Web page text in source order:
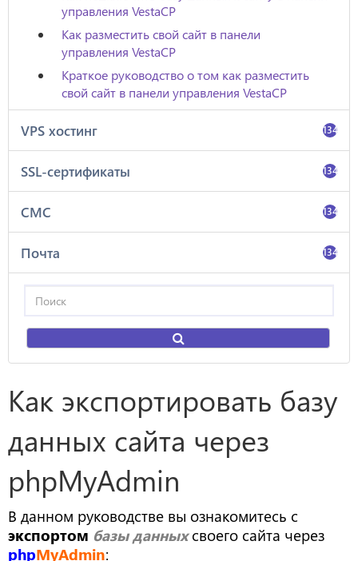
управления VestaCP
Как разместить свой сайт в панели
управления VestaCP
Краткое руководство о том как разместить
свой сайт в панели управления VestaCP
VPS хостинг 134
SSL-сертификаты 134
СМС 134
Почта 134
Как экспортировать базу
данных сайта через
phpMyAdmin
В данном руководстве вы ознакомитесь с
экспортом базы данныхсвоего сайта через
phpMyAdmin: